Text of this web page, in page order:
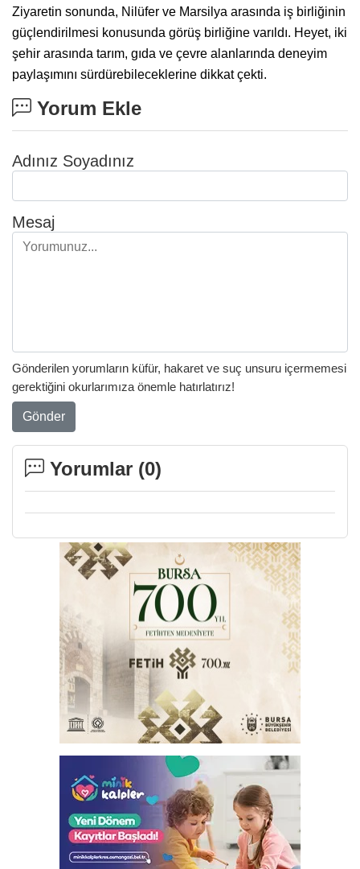
Ziyaretin sonunda, Nilüfer ve Marsilya arasında iş birliğinin
güçlendirilmesi konusunda görüş birliğine varıldı. Heyet, iki
şehir arasında tarım, gıda ve çevre alanlarında deneyim
paylaşımını sürdürebileceklerine dikkat çekti.
Yorum Ekle
Adınız Soyadınız
Mesaj
Gönderilen yorumların küfür, hakaret ve suç unsuru içermemesi
gerektiğini okurlarımıza önemle hatırlatırız!
Gönder
Yorumlar (0)